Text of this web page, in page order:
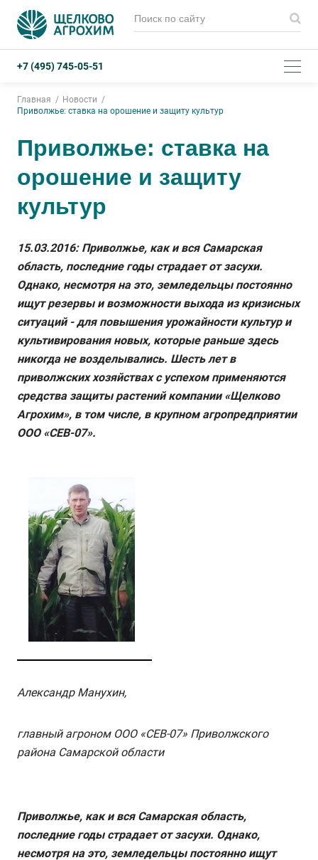
+7 (495) 745-05-51
Главная
Новости
Приволжье: ставка на орошение и защиту культур
Приволжье: ставка на
орошение и защиту
культур
15.03.2016: Приволжье, как и вся Самарская
область, последние годы страдает от засухи.
Однако, несмотря на это, земледельцы постоянно
ищут резервы и возможности выхода из кризисных
ситуаций - для повышения урожайности культур и
культивирования новых, которые раньше здесь
никогда не возделывались. Шесть лет в
приволжских хозяйствах с успехом применяются
средства защиты растений компании «Щелково
Агрохим», в том числе, в крупном агропредприятии
ООО «СЕВ-07».
Александр Манухин,
главный агроном ООО «СЕВ-07» Приволжского
района Самарской области
Приволжье, как и вся Самарская область,
последние годы страдает от засухи. Однако,
несмотря на это, земледельцы постоянно ищут